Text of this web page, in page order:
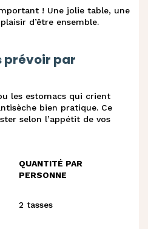
originales
et fromage
de brebis et
! Une jolie table, une
d’être ensemble.
prévoir par
les estomacs qui crient
bien pratique. Ce
selon l’appétit de vos
QUANTITÉ PAR
PERSONNE
2 tasses